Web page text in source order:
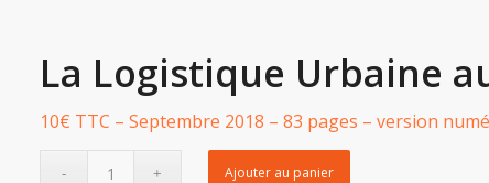
La Logistique Urbaine
10€ TTC – Septembre 2018 – 83 pages – version
Ajouter au panier